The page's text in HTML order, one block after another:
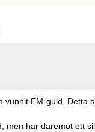
vunnit EM-guld.
men har däremot ett